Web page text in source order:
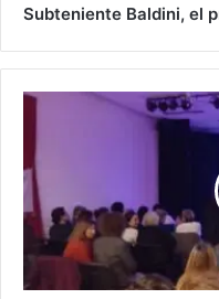
Subteniente Baldini, el